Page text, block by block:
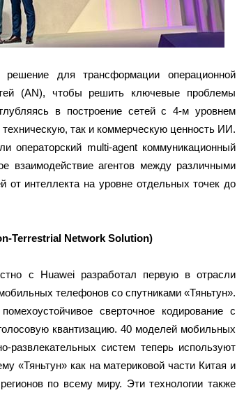
для трансформации операционной
(AN), чтобы решить ключевые проблемы
в построение сетей с 4-м уровнем
так и коммерческую ценность ИИ.
операторский multi-agent коммуникационный
взаимодействие агентов между различными
от интеллекта на уровне отдельных точек до
Terrestrial Network Solution)
с Huawei разработал первую в отрасли
телефонов со спутниками «Тяньтун».
сверточное кодирование с
квантизацию. 40 моделей мобильных
систем теперь используют
«Тяньтун» как на материковой части Китая и
по всему миру. Эти технологии также